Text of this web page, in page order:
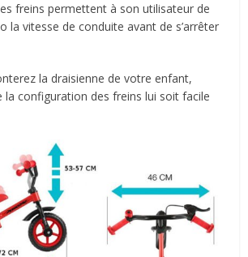
freins permettent à son utilisateur de
la vitesse de conduite avant de s’arrêter
la draisienne de votre enfant,
la configuration des freins lui soit facile